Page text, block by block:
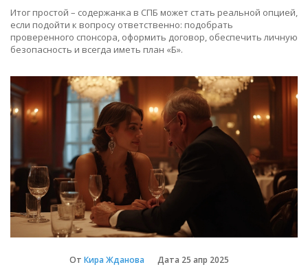
Итог простой – содержанка в СПБ может стать реальной опцией,
если подойти к вопросу ответственно: подобрать
проверенного спонсора, оформить договор, обеспечить личную
безопасность и всегда иметь план «Б».
От Кира Жданова Дата 25 апр 2025